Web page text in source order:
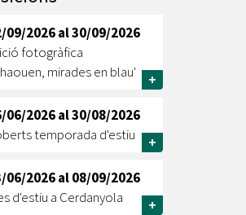
de Comptes
Informació Pública
de Serveis i Tràmits
09/2026al30/09/2026
fotogràfica
mirades en blau'
+
06/2026al30/08/2026
temporada d'estiu
+
06/2026al08/09/2026
d'estiu a Cerdanyola
+